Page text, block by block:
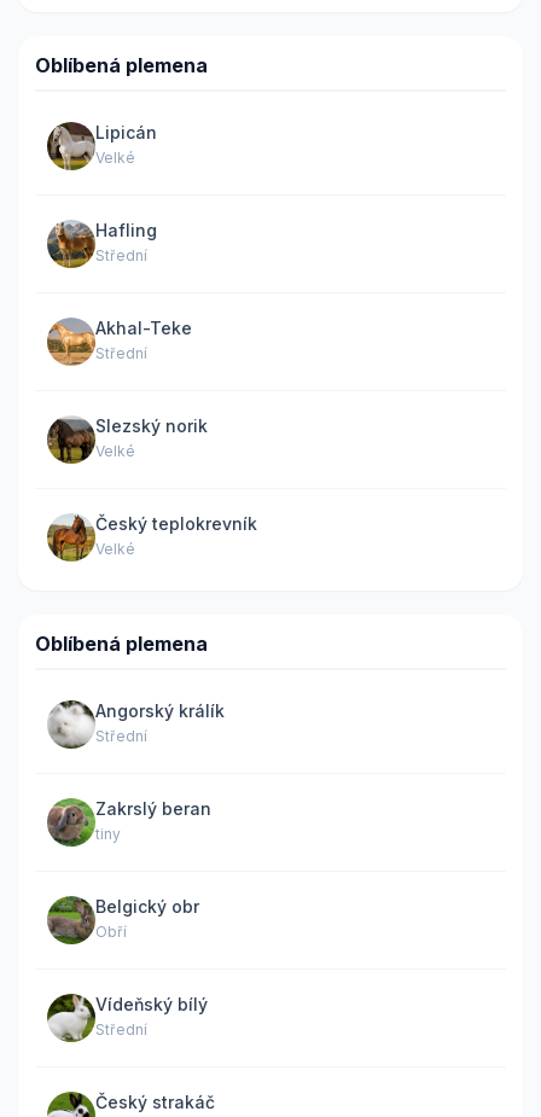
Oblíbená plemena
Lipicán
Velké
Hafling
Střední
Akhal-Teke
Střední
Slezský norik
Velké
Český teplokrevník
Velké
Oblíbená plemena
Angorský králík
Střední
Zakrslý beran
tiny
Belgický obr
Obří
Vídeňský bílý
Střední
Český strakáč